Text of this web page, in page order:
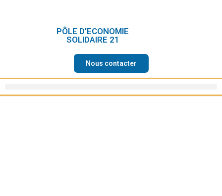
PÔLE D'ECONOMIE
SOLIDAIRE 21
Nous contacter